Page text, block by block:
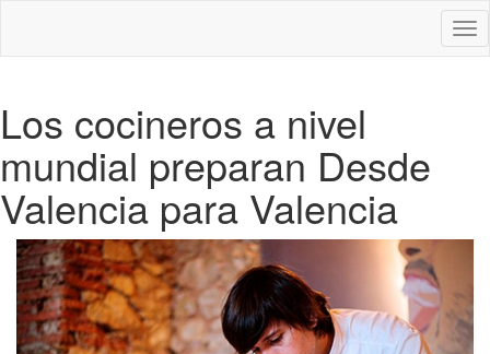
Los cocineros a nivel
mundial preparan Desde
Valencia para Valencia